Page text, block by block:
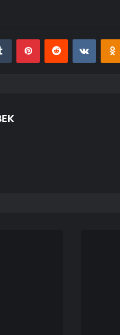
Tumblr PinterestReddit